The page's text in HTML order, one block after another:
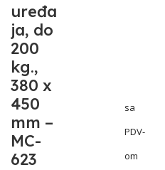
uređa
ja, do
200
kg.,
380 x
450
mm –
MC-
623
sa
PDV-
om